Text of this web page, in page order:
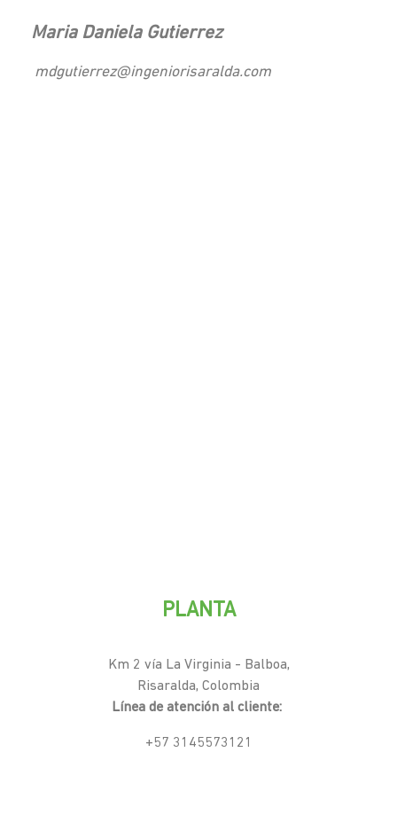
Maria Daniela Gutierrez
mdgutierrez@ingeniorisaralda.com
PLANTA
Km 2 vía La Virginia - Balboa,
Risaralda, Colombia
Línea de atención al cliente:
+57 3145573121